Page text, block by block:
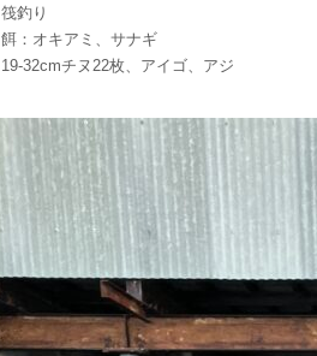
筏釣り
餌：オキアミ、サナギ
19-32cmチヌ22枚、アイゴ、アジ